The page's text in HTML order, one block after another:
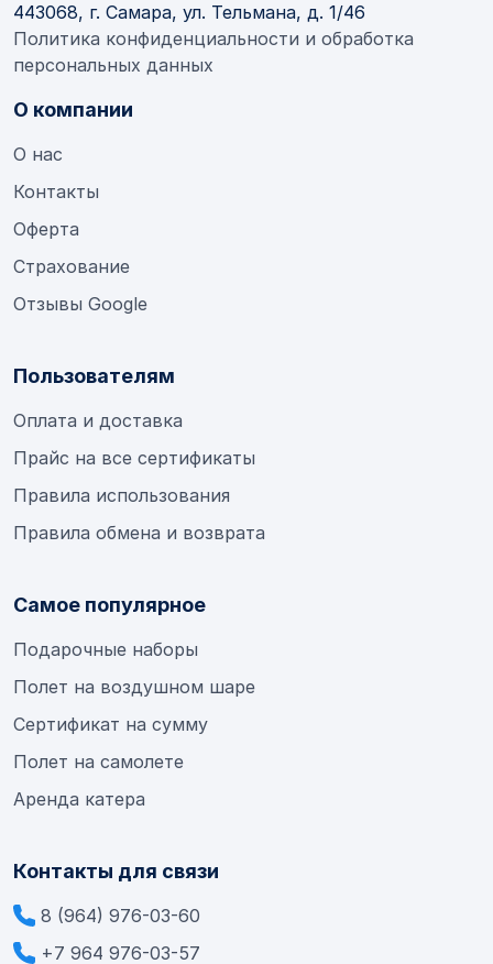
443068, г. Самара, ул. Тельмана, д. 1/46
Политика конфиденциальности и обработка
персональных данных
О компании
О нас
Контакты
Оферта
Страхование
Отзывы Google
Пользователям
Оплата и доставка
Прайс на все сертификаты
Правила использования
Правила обмена и возврата
Самое популярное
Подарочные наборы
Полет на воздушном шаре
Сертификат на сумму
Полет на самолете
Аренда катера
Контакты для связи
8 (964) 976-03-60
+7 964 976-03-57